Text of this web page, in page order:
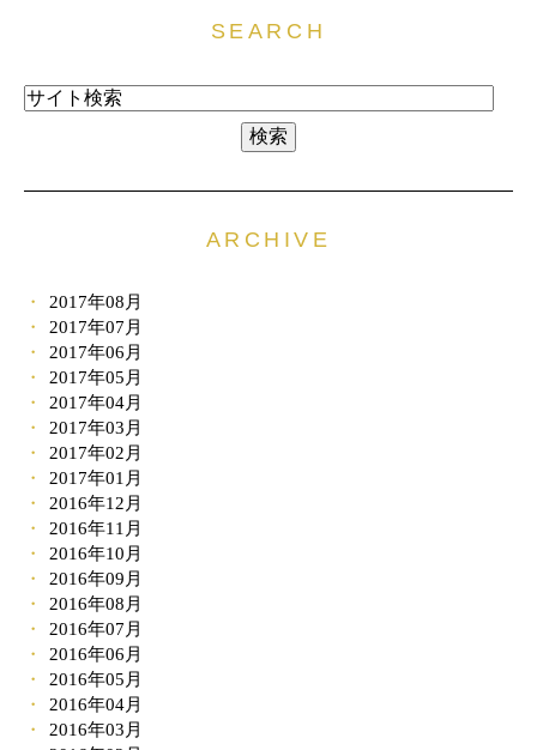
SEARCH
ARCHIVE
2017年08月
2017年07月
2017年06月
2017年05月
2017年04月
2017年03月
2017年02月
2017年01月
2016年12月
2016年11月
2016年10月
2016年09月
2016年08月
2016年07月
2016年06月
2016年05月
2016年04月
2016年03月